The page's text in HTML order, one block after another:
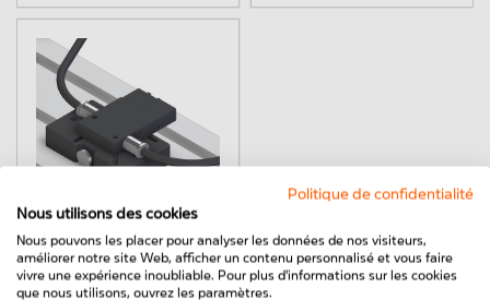
Socle de serrage
universel
Politique de confidentialité
Nous utilisons des cookies
Nous pouvons les placer pour analyser les données de nos visiteurs,
améliorer notre site Web, afficher un contenu personnalisé et vous faire
vivre une expérience inoubliable. Pour plus d'informations sur les cookies
que nous utilisons, ouvrez les paramètres.